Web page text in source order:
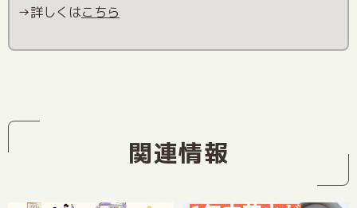
→詳しくはこちら
関連情報